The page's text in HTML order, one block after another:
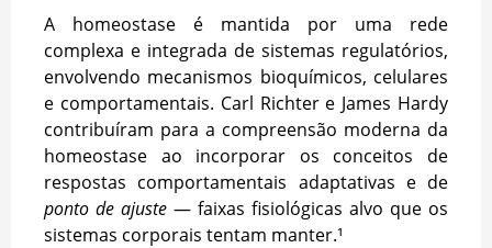
A homeostase é mantida por uma rede
complexa e integrada de sistemas regulatórios,
envolvendo mecanismos bioquímicos, celulares
e comportamentais. Carl Richter e James Hardy
contribuíram para a compreensão moderna da
homeostase ao incorporar os conceitos de
respostas comportamentais adaptativas e de
ponto de ajuste — faixas fisiológicas alvo que os
sistemas corporais tentam manter.¹